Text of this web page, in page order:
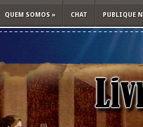
QUEM SOMOS » CHAT PUBLIQUE